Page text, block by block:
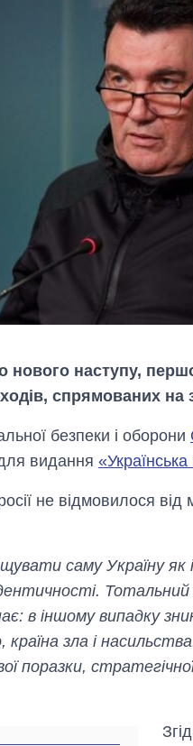
нового наступу,
спрямованих на
безпеки і оборони
видання
не відмовилося
саму Україну
ідентичності.
в іншому випадку
зла і
поразки,